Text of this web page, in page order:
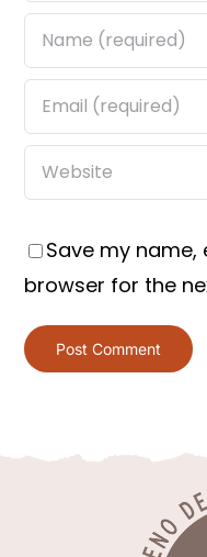
Save my name,
browser for the